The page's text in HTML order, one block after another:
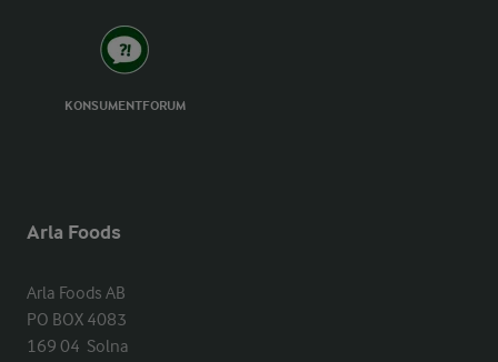
KONSUMENTFORUM
Arla Foods
Arla Foods AB
PO BOX 4083
169 04  Solna